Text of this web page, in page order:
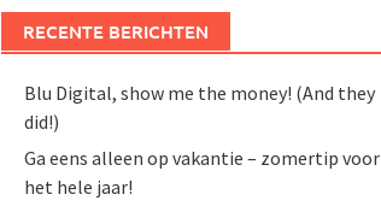
RECENTE BERICHTEN
Blu Digital, show me the money! (And they
did!)
Ga eens alleen op vakantie – zomertip voor
het hele jaar!